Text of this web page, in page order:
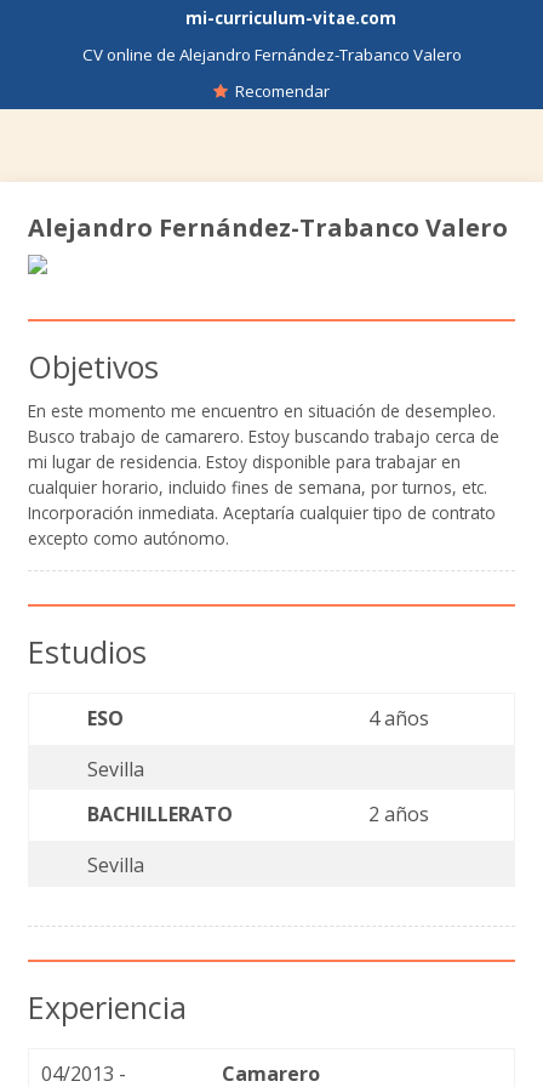
mi-curriculum-vitae.com
CV online de Alejandro Fernández-Trabanco Valero
Recomendar
Alejandro Fernández-Trabanco Valero
Objetivos
En este momento me encuentro en situación de desempleo.
Busco trabajo de camarero. Estoy buscando trabajo cerca de
mi lugar de residencia. Estoy disponible para trabajar en
cualquier horario, incluido fines de semana, por turnos, etc.
Incorporación inmediata. Aceptaría cualquier tipo de contrato
excepto como autónomo.
Estudios
ESO
4 años
Sevilla
BACHILLERATO
2 años
Sevilla
Experiencia
04/2013 - Camarero